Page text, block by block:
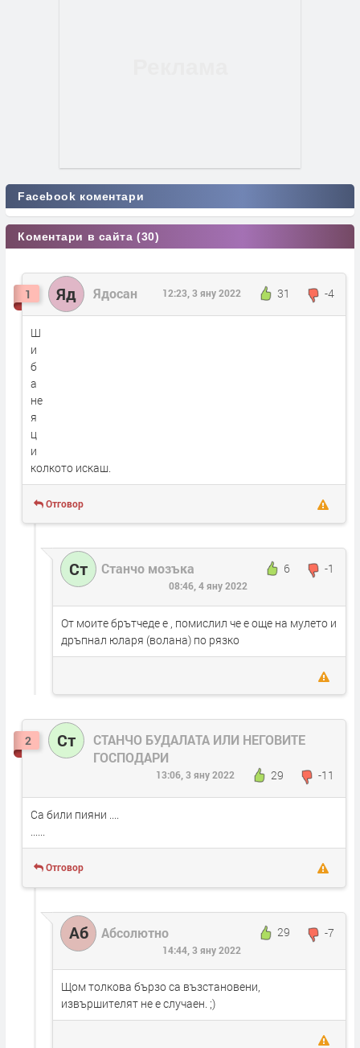
Facebook коментари
Коментари в сайта (30)
1 Яд Ядосан 31 -4
12:23, 3 яну 2022
Ш
и
б
а
не
я
ц
и
колкото искаш.
Отговор
Ст Станчо мозъка 6 -1
08:46, 4 яну 2022
От моите брътчеде е , помислил че е още на мулето и
дръпнал юларя (волана) по рязко
2 Ст
СТАНЧО БУДАЛАТА ИЛИ НЕГОВИТЕ
ГОСПОДАРИ
29 -11
13:06, 3 яну 2022
Са били пияни ....
......
Отговор
Аб Абсолютно 29 -7
14:44, 3 яну 2022
Щом толкова бързо са възстановени,
извършителят не е случаен. ;)